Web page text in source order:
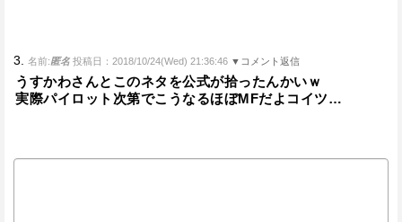
3. 名前:匿名 投稿日：2018/10/24(Wed) 21:36:46 ▼コメント返信
うすかわさんとこのネタを公式が拾ったんかいｗ
実際パイロット次第でこうなるほぼMFだよコイツ…